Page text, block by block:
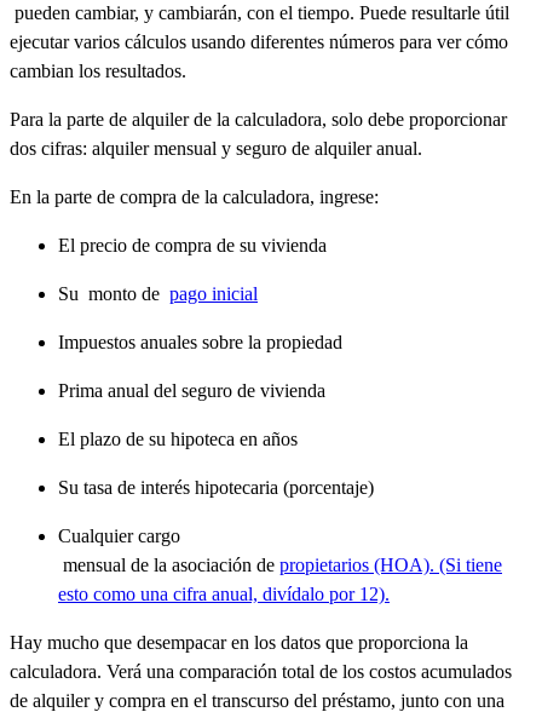
pueden cambiar, y cambiarán, con el tiempo. Puede resultarle útil
ejecutar varios cálculos usando diferentes números para ver cómo
cambian los resultados.
Para la parte de alquiler de la calculadora, solo debe proporcionar
dos cifras: alquiler mensual y seguro de alquiler anual.
En la parte de compra de la calculadora, ingrese:
El precio de compra de su vivienda
Su monto de pago inicial
Impuestos anuales sobre la propiedad
Prima anual del seguro de vivienda
El plazo de su hipoteca en años
Su tasa de interés hipotecaria (porcentaje)
Cualquier cargo
mensual de la asociación de propietarios (HOA). (Si tiene
esto como una cifra anual, divídalo por 12).
Hay mucho que desempacar en los datos que proporciona la
calculadora. Verá una comparación total de los costos acumulados
de alquiler y compra en el transcurso del préstamo, junto con una